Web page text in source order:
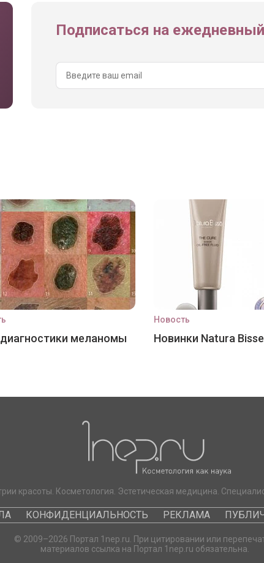
Подписаться на
меланомы
Новость
Новинки Natura Bisse
красоты. Косметология. Эстетическая медицина.
КОНФИДЕНЦИАЛЬНОСТЬ РЕКЛАМА
© 2009–2026 Портал 1nep.ru. При цитировании или
материалов ссылка на Портал 1nep.ru обязательна.